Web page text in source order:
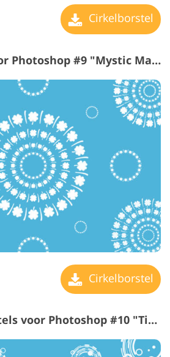
Cirkelborstel
Cirkelpenseel voor Photoshop #9 "Mystic Mandala"
Cirkelborstel
Gratis cirkelborstels voor Photoshop #10 "Time Machine"